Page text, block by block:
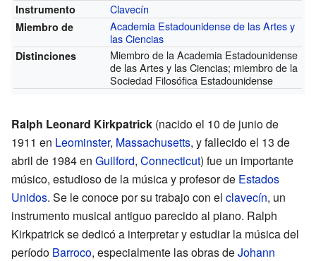
Instrumento Clavecín
Miembro de
Academia Estadounidense de las Artes y
las Ciencias
Distinciones
Miembro de la Academia Estadounidense
de las Artes y las Ciencias; miembro de la
Sociedad Filosófica Estadounidense
Ralph Leonard Kirkpatrick (nacido el 10 de junio de
1911 en Leominster, Massachusetts, y fallecido el 13 de
abril de 1984 en Guilford, Connecticut) fue un importante
músico, estudioso de la música y profesor de Estados
Unidos. Se le conoce por su trabajo con el clavecín, un
instrumento musical antiguo parecido al piano. Ralph
Kirkpatrick se dedicó a interpretar y estudiar la música del
período Barroco, especialmente las obras deJohann